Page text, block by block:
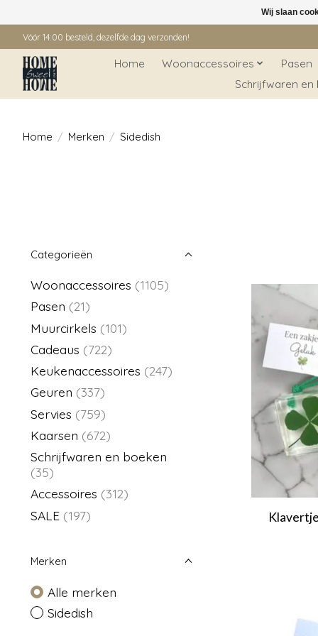
Vóór 14:00 besteld, dezelfde dag verzonden!
Home Woonaccessoires Pasen
Schrijfwaren en
Home / Merken / Sidedish
Categorieën
Woonaccessoires (1105)
Pasen (21)
Muurcirkels (101)
Cadeaus (722)
Keukenaccessoires (247)
Geuren (337)
Servies (759)
Kaarsen (672)
Schrijfwaren en boeken
(35)
Accessoires (312)
SALE (197)
Merken
Alle merken
Sidedish
Wij slaan